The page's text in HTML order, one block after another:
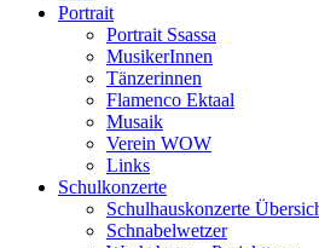
Portrait
Portrait Ssassa
MusikerInnen
Tänzerinnen
Flamenco Ektaal
Musaik
Verein WOW
Links
Schulkonzerte
Schulhauskonzerte
Schnabelwetzer